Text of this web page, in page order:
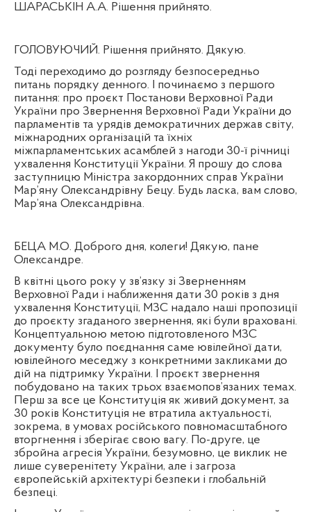
ШАРАСЬКІН А.А. Рішення прийнято.
ГОЛОВУЮЧИЙ. Рішення прийнято. Дякую.
Тоді переходимо до розгляду безпосередньо
питань порядку денного. І починаємо з першого
питання: про проєкт Постанови Верховної Ради
України про Звернення Верховної Ради України до
парламентів та урядів демократичних держав світу,
міжнародних організацій та їхніх
міжпарламентських асамблей з нагоди 30-ї річниці
ухвалення Конституції України. Я прошу до слова
заступницю Міністра закордонних справ України
Мар’яну Олександрівну Бецу. Будь ласка, вам слово,
Мар’яна Олександрівна.
БЕЦА М.О. Доброго дня, колеги! Дякую, пане
Олександре.
В квітні цього року у зв’язку зі Зверненням
Верховної Ради і наближення дати 30 років з дня
ухвалення Конституції, МЗС надало наші пропозиції
до проєкту згаданого звернення, які були враховані.
Концептуальною метою підготовленого МЗС
документу було поєднання саме ювілейної дати,
ювілейного меседжу з конкретними закликами до
дій на підтримку України. І проєкт звернення
побудовано на таких трьох взаємопов’язаних темах.
Перш за все це Конституція як живий документ, за
30 років Конституція не втратила актуальності,
зокрема, в умовах російського повномасштабного
вторгнення і зберігає свою вагу. По-друге, це
збройна агресія України, безумовно, це виклик не
лише суверенітету України, але і загроза
європейській архітектурі безпеки і глобальній
безпеці.